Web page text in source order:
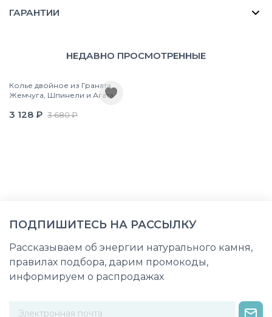
ГАРАНТИИ
НЕДАВНО ПРОСМОТРЕННЫЕ
Колье двойное из Граната,
Жемчуга, Шпинели и Агата
3 128 ₽ 3 680 ₽
ПОДПИШИТЕСЬ НА РАССЫЛКУ
Рассказываем об энергии натурального камня,
правилах подбора, дарим промокоды,
информируем о распродажах